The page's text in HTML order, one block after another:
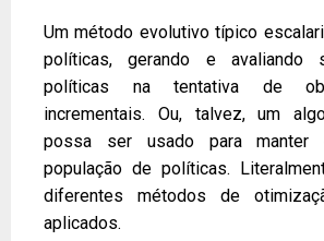
Um método evolutivo típico
políticas, gerando e avaliando
políticas na tentativa de
incrementais. Ou, talvez, um
possa ser usado para manter
população de políticas.
diferentes métodos de
aplicados.